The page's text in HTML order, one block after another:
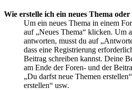
Wie erstelle ich ein neues Thema
Um ein neues Thema in einem
auf „Neues Thema“ klicken. Um
antworten, musst du auf
dass eine Registrierung
Beitrag schreiben kannst. Deine
am Ende der Foren- und der
„Du darfst neue Themen
erstellen“ usw.